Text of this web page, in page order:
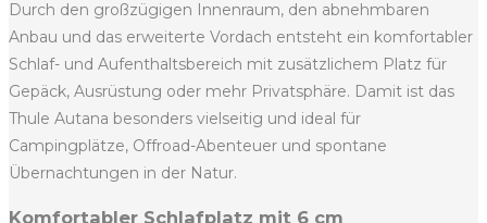
Durch den großzügigen Innenraum, den abnehmbaren
Anbau und das erweiterte Vordach entsteht ein komfortabler
Schlaf- und Aufenthaltsbereich mit zusätzlichem Platz für
Gepäck, Ausrüstung oder mehr Privatsphäre. Damit ist das
Thule Autana besonders vielseitig und ideal für
Campingplätze, Offroad-Abenteuer und spontane
Übernachtungen in der Natur.
Komfortabler Schlafplatz mit 6 cm